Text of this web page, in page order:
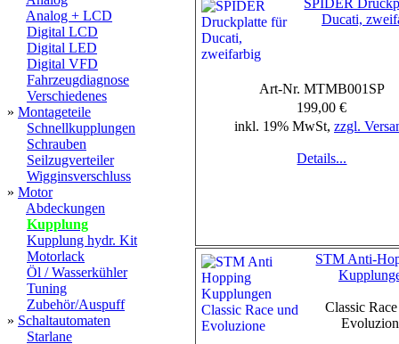
Analog + LCD
Digital LCD
Digital LED
Digital VFD
Fahrzeugdiagnose
Verschiedenes
» Montageteile
Schnellkupplungen
Schrauben
Seilzugverteiler
Wigginsverschluss
» Motor
Abdeckungen
Kupplung
Kupplung hydr. Kit
Motorlack
Öl / Wasserkühler
Tuning
Zubehör/Auspuff
» Schaltautomaten
Starlane
SPIDER
Ducati,
Art-Nr. MTMB001SP
199,00 €
inkl. 19% MwSt, zzgl.
Details...
STM Anti-
Classic